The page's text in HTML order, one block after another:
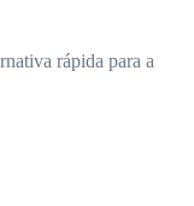
rápida para a